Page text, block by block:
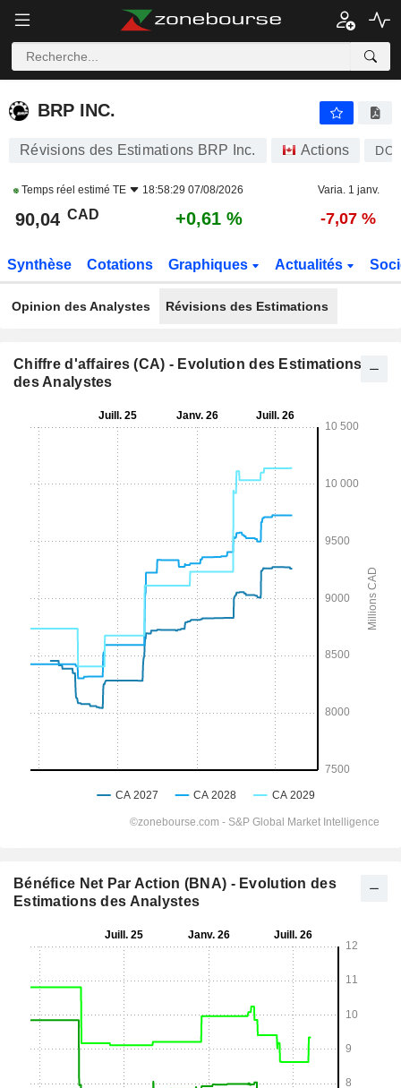
BRP INC.
BRP INC.
Révisions des Estimations BRP Inc. Actions
Temps réel estimé TE 18:58:29 07/08/2026 Varia. 1 janv.
90,04 CAD +0,61 % -7,07 %
Synthèse Cotations Graphiques Actualités
Opinion des Analystes Révisions des Estimations
Chiffre d'affaires (CA) - Evolution des Estimations
des Analystes
Bénéfice Net Par Action (BNA) - Evolution des
Estimations des Analystes